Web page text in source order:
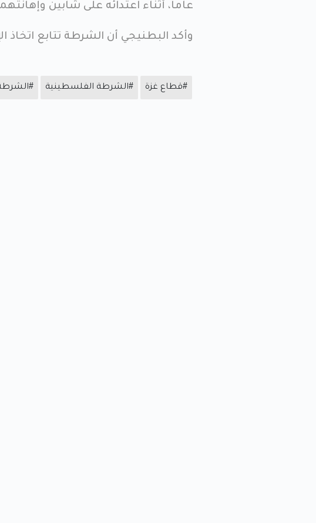
عاماً، أثناء اعتدائه على شابين
وأكد البطنيجي أن الشرطة تتابع اتخاذ
#قطاع غزة #الشرطة الفلسطينية